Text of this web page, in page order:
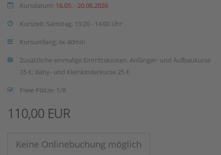
Kursdatum: 16.05. - 20.06.2026
Kurszeit: Samstag, 13:20 - 14:00 Uhr
Kursumfang: 6x 40min
Zusätzliche einmalige Eintrittskosten. Anfänger- und Aufbaukurse
35 €; Baby- und Kleinkinderkurse 25 €
Freie Plätze: 1/8
110,00 EUR
Keine Onlinebuchung möglich